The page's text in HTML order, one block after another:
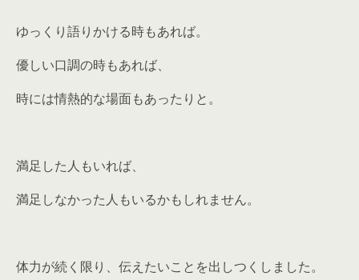
ゆっくり語りかける時もあれば。
優しい口調の時もあれば、
時には情熱的な場面もあったりと。
満足した人もいれば、
満足しなかった人もいるかもしれません。
体力が続く限り、伝えたいことを出しつくしました。